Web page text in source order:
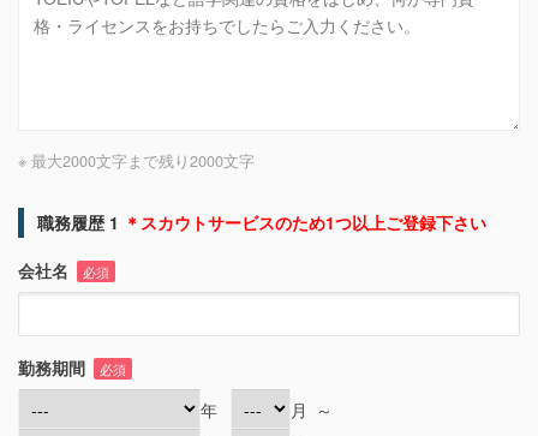
※ 最大2000文字まで残り2000文字
職務履歴 1 ＊スカウトサービスのため1つ以上ご登録下さい
会社名
必須
勤務期間 必須
年 月
～